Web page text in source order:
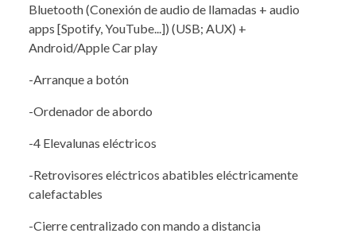
Bluetooth (Conexión de audio de llamadas + audio
apps [Spotify, YouTube...]) (USB; AUX) +
Android/Apple Car play
-Arranque a botón
-Ordenador de abordo
-4 Elevalunas eléctricos
-Retrovisores eléctricos abatibles eléctricamente
calefactables
-Cierre centralizado con mando a distancia